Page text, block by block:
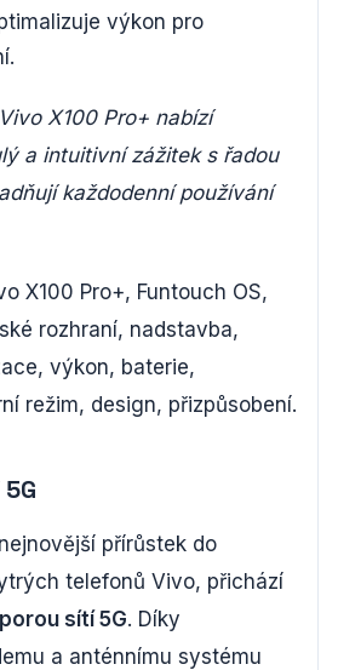
výkon pro
X100 Pro+ nabízí
a intuitivní zážitek s řadou
každodenní používání
X100 Pro+, Funtouch OS,
rozhraní, nadstavba,
výkon, baterie,
režim, design, přizpůsobení.
přírůstek do
telefonů Vivo, přichází
sítí 5G. Díky
a anténnímu systému